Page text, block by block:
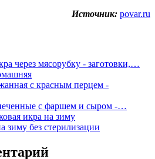
Источник: povar.ru
через мясорубку - заготовки,…
с красным перцем -
с фаршем и сыром -…
икра на зиму
зиму без стерилизации